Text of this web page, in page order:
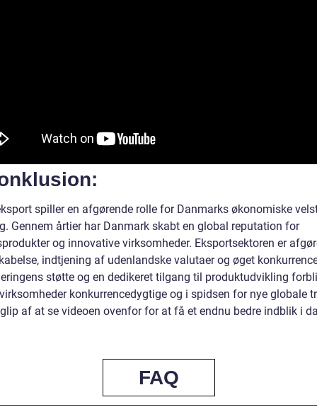
spiller en afgørende rolle for Danmarks økonomiske
Gennem årtier har Danmark skabt en global reputation for
og innovative virksomheder. Eksportsektoren er
indtjening af udenlandske valutaer og øget
støtte og en dedikeret tilgang til produktudvikling
konkurrencedygtige og i spidsen for nye globale
af at se videoen ovenfor for at få et endnu bedre indblik i
FAQ